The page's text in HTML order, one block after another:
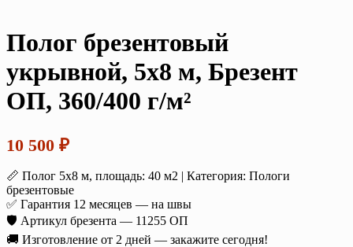
Полог брезентовый
укрывной, 5х8 м, Брезент
ОП, 360/400 г/м²
10 500 ₽
📏 Полог 5х8 м, площадь: 40 м2 | Категория: Пологи
брезентовые
✅ Гарантия 12 месяцев — на швы
🛡️ Артикул брезента — 11255 ОП
🚚 Изготовление от 2 дней — закажите сегодня!